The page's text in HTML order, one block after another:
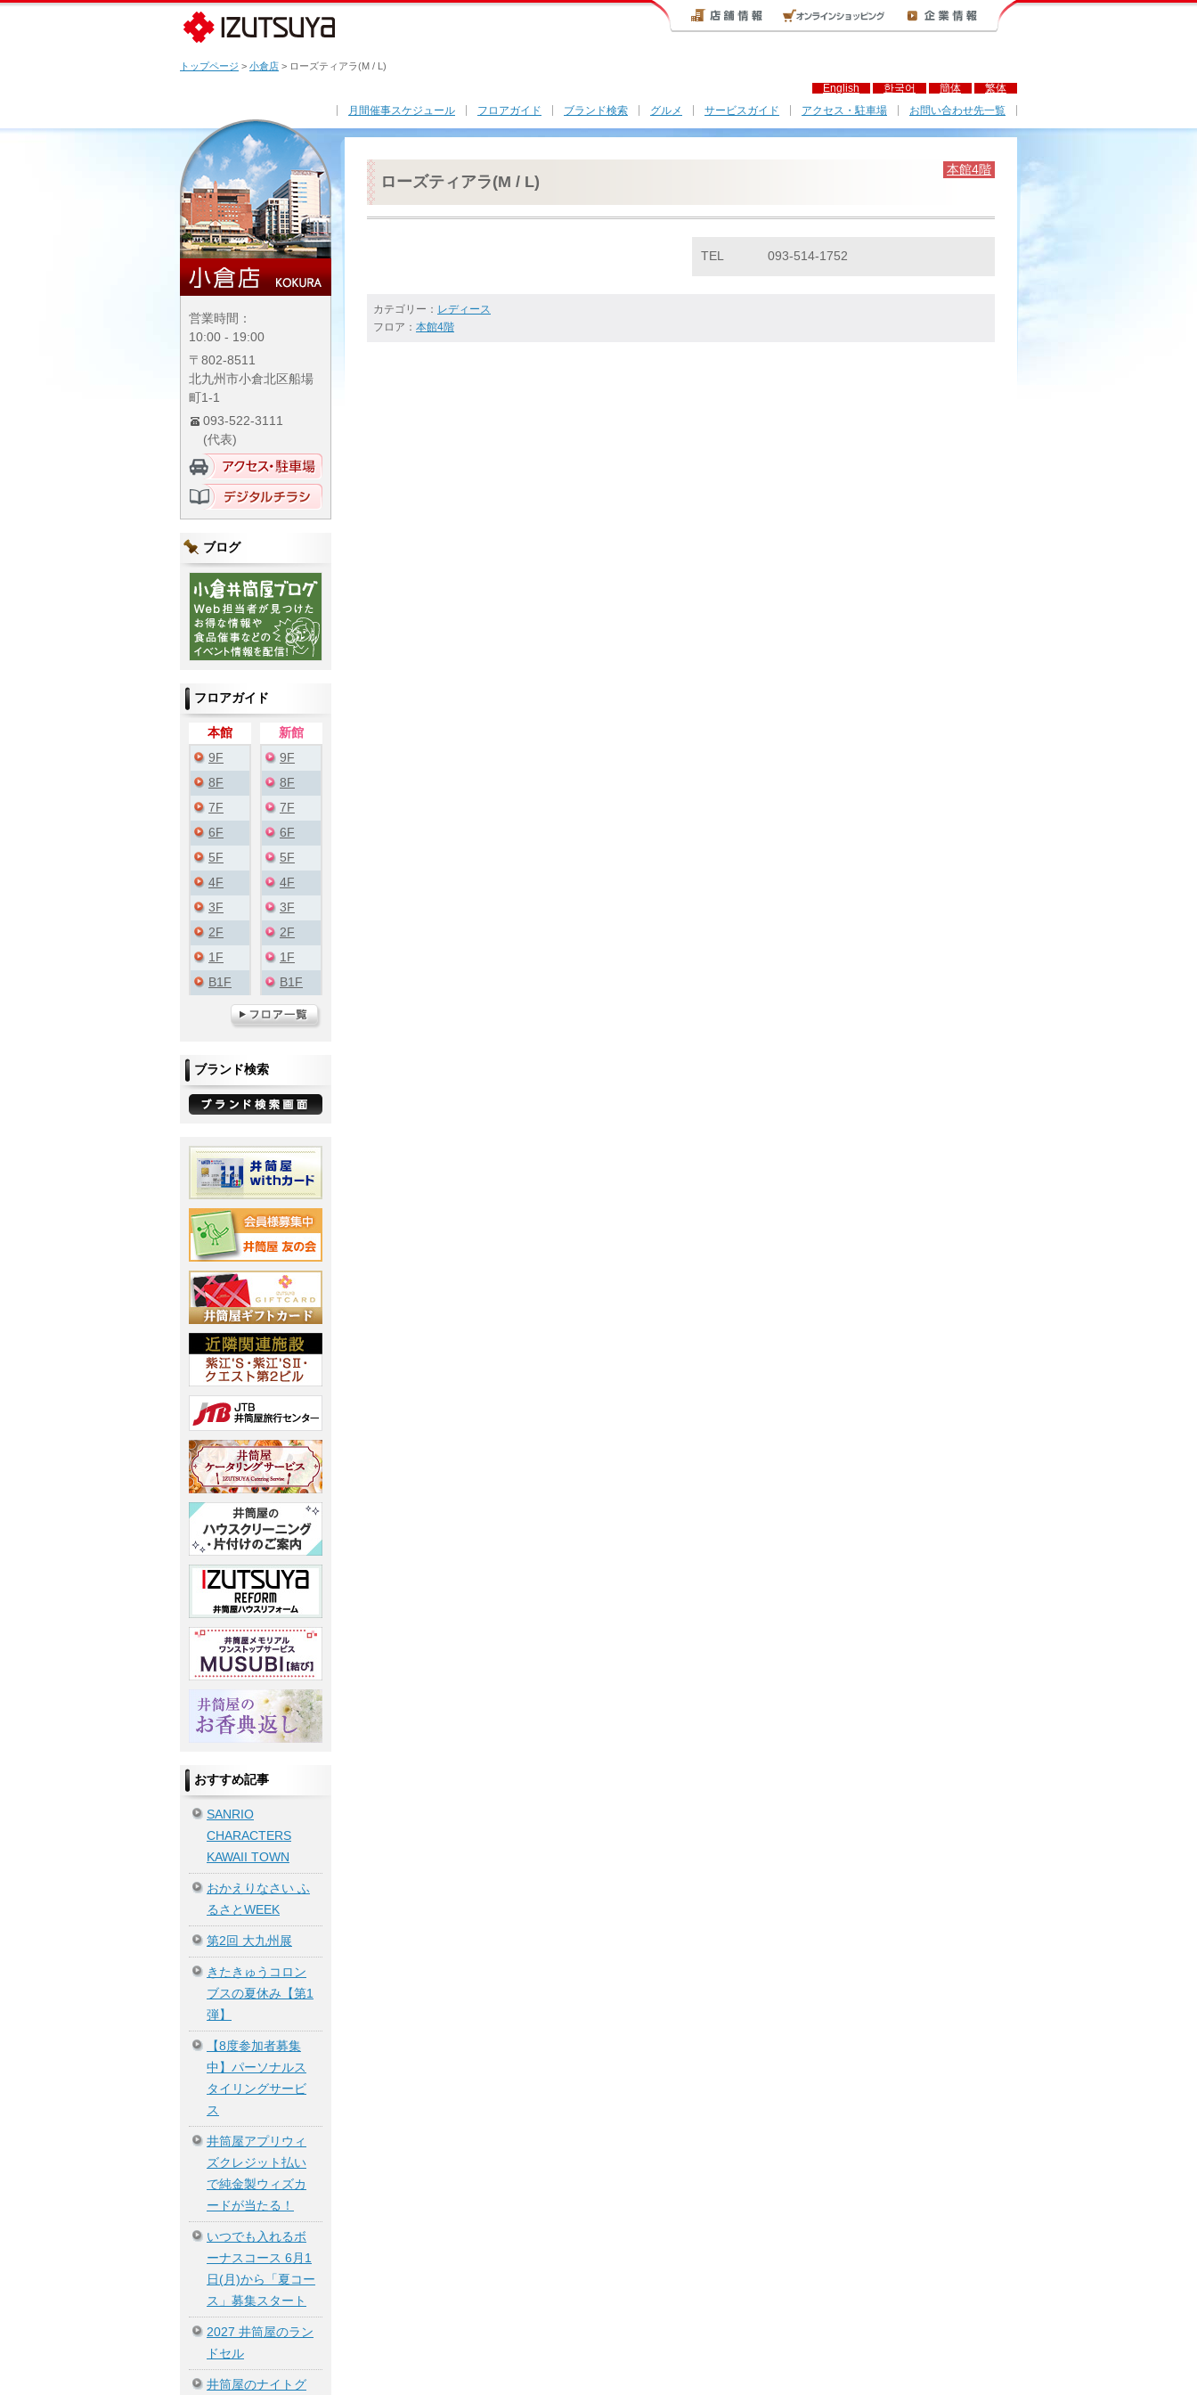
トップページ > 小倉店 > ローズティアラ(M / L)
English 한국어 簡体 繁体
月間催事スケジュール フロアガイド ブランド検索 グルメ サービスガイド アクセス・駐車場 お問い合わせ先一覧
営業時間：
10:00 - 19:00
〒802-8511
北九州市小倉北区船場
町1-1
093-522-3111
(代表)
ブログ
フロアガイド
本館
9F
8F
7F
6F
5F
4F
3F
2F
1F
B1F
新館
9F
8F
7F
6F
5F
4F
3F
2F
1F
B1F
ブランド検索
おすすめ記事
SANRIO
CHARACTERS
KAWAII TOWN
おかえりなさい ふ
るさとWEEK
第2回 大九州展
きたきゅうコロン
ブスの夏休み【第1
弾】
【8度参加者募集
中】パーソナルス
タイリングサービ
ス
井筒屋アプリウィ
ズクレジット払い
で純金製ウィズカ
ードが当たる！
いつでも入れるボ
ーナスコース 6月1
日(月)から「夏コー
ス」募集スタート
2027 井筒屋のラン
ドセル
井筒屋のナイトグ
ローズティアラ(M / L)
本館4階
TEL 093-514-1752
カテゴリー： レディース
フロア： 本館4階